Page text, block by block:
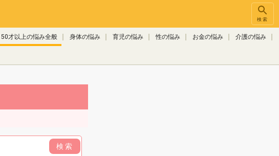
検索
50才以上の悩み全般 身体の悩み 育児の悩み 性の悩み お金の悩み 介護の悩み
検索